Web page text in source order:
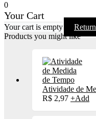
0
Your Cart
Your cart is empty
Products you might like
Atividade de
R$ 2,97 +Add